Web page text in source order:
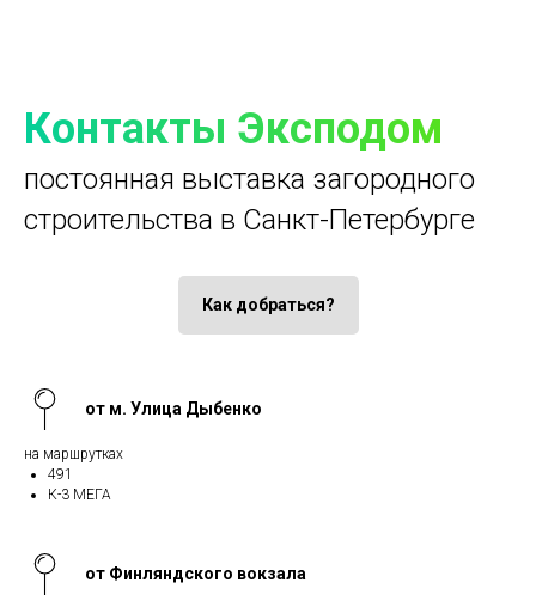
Контакты Эксподом
постоянная выставка загородного
строительства в Санкт-Петербурге
Как добраться?
от м. Улица Дыбенко
на маршрутках
491
К-3 МЕГА
от Финляндского вокзала